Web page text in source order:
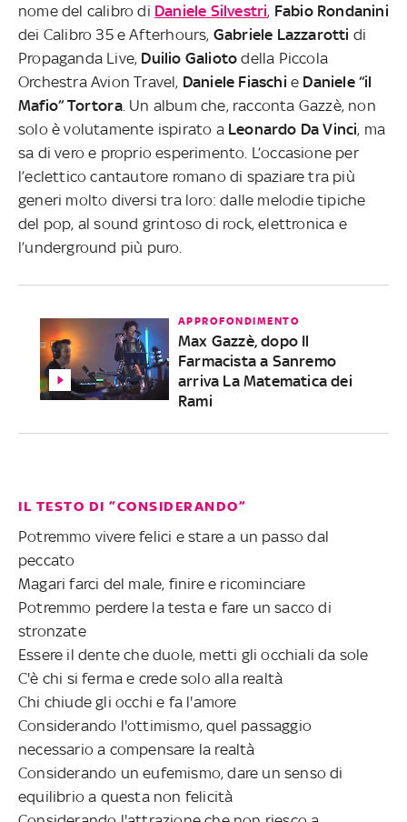
nome del calibro di Daniele Silvestri, Fabio Rondanini
dei Calibro 35 e Afterhours, Gabriele Lazzarotti di
Propaganda Live, Duilio Galioto della Piccola
Orchestra Avion Travel, Daniele Fiaschi e Daniele “il
Mafio” Tortora. Un album che, racconta Gazzè, non
solo è volutamente ispirato a Leonardo Da Vinci, ma
sa di vero e proprio esperimento. L’occasione per
l’eclettico cantautore romano di spaziare tra più
generi molto diversi tra loro: dalle melodie tipiche
del pop, al sound grintoso di rock, elettronica e
l’underground più puro.
APPROFONDIMENTO
Max Gazzè, dopo Il
Farmacista a Sanremo
arriva La Matematica dei
Rami
IL TESTO DI “CONSIDERANDO”
Potremmo vivere felici e stare a un passo dal
peccato
Magari farci del male, finire e ricominciare
Potremmo perdere la testa e fare un sacco di
stronzate
Essere il dente che duole, metti gli occhiali da sole
C'è chi si ferma e crede solo alla realtà
Chi chiude gli occhi e fa l'amore
Considerando l'ottimismo, quel passaggio
necessario a compensare la realtà
Considerando un eufemismo, dare un senso di
equilibrio a questa non felicità